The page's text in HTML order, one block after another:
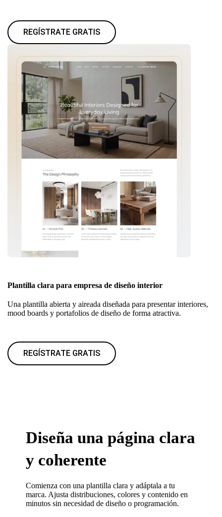
REGÍSTRATE GRATIS
Plantilla clara para empresa de diseño interior
Una plantilla abierta y aireada diseñada para presentar interiores,
mood boards y portafolios de diseño de forma atractiva.
REGÍSTRATE GRATIS
Diseña una página clara
y coherente
Comienza con una plantilla clara y adáptala a tu
marca. Ajusta distribuciones, colores y contenido en
minutos sin necesidad de diseño o programación.